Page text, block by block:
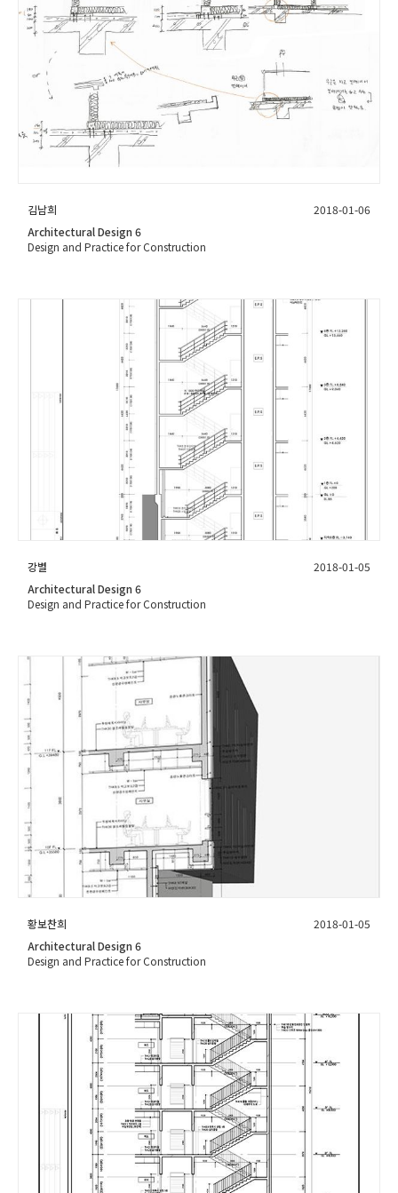
김남희
2018-01-06
Architectural Design 6
Design and Practice for Construction
강별
2018-01-05
Architectural Design 6
Design and Practice for Construction
황보찬희
2018-01-05
Architectural Design 6
Design and Practice for Construction